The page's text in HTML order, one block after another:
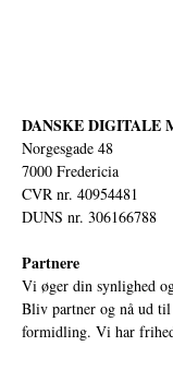
DANSKE DIGITALE
Norgesgade 48
7000 Fredericia
CVR nr. 40954481
DUNS nr. 306166788
Partnere
Vi øger din synlighed
Bliv partner og nå ud
formidling. Vi har